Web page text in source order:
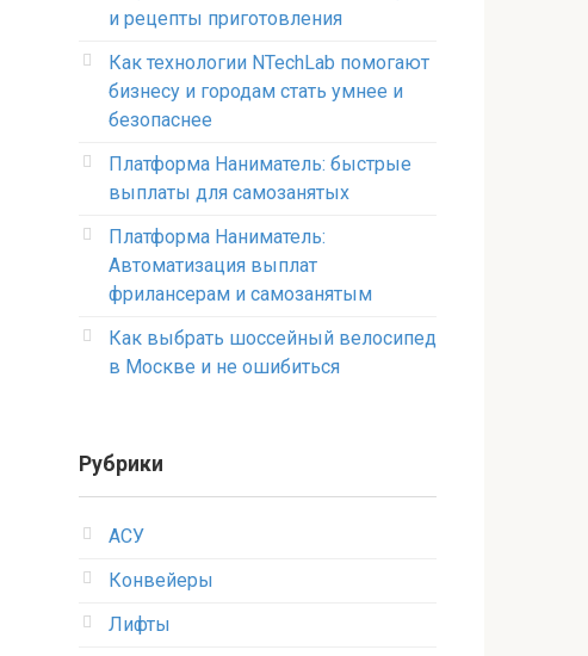
и рецепты приготовления
Как технологии NTechLab помогают
бизнесу и городам стать умнее и
безопаснее
Платформа Наниматель: быстрые
выплаты для самозанятых
Платформа Наниматель:
Автоматизация выплат
фрилансерам и самозанятым
Как выбрать шоссейный велосипед
в Москве и не ошибиться
Рубрики
АСУ
Конвейеры
Лифты